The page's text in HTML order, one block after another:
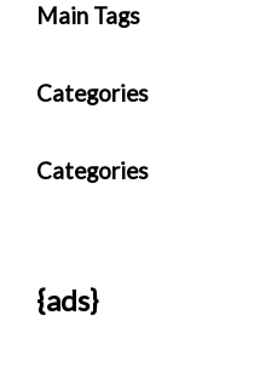
Main Tags
Categories
Categories
{ads}